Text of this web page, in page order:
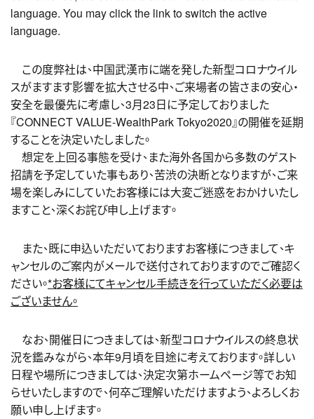
language. You may click the link to switch the active
language.
この度弊社は、中国武漢市に端を発した新型コロナウイル
スがますます影響を拡大させる中、ご来場者の皆さまの安心・
安全を最優先に考慮し、3月23日に予定しておりました
『CONNECT VALUE-WealthPark Tokyo2020』の開催を延期
することを決定いたしました。
想定を上回る事態を受け、また海外各国から多数のゲスト
招請を予定していた事もあり、苦渋の決断となりますが、ご来
場を楽しみにしていたお客様には大変ご迷惑をおかけいたし
ますこと、深くお詫び申し上げます。
また、既に申込いただいておりますお客様につきまして、キ
ャンセルのご案内がメールで送付されておりますのでご確認く
ださい。*お客様にてキャンセル手続きを行っていただく必要は
ございません。
なお、開催日につきましては、新型コロナウイルスの終息状
況を鑑みながら、本年9月頃を目途に考えております。詳しい
日程や場所につきましては、決定次第ホームページ等でお知
らせいたしますので、何卒ご理解いただけますよう、よろしくお
願い申し上げます。